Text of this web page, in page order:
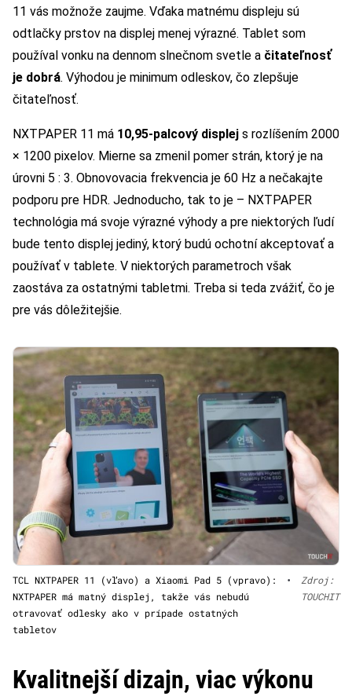
11 vás možnože zaujme. Vďaka matnému displeju sú
odtlačky prstov na displej menej výrazné. Tablet som
používal vonku na dennom slnečnom svetle a čitateľnosť
je dobrá. Výhodou je minimum odleskov, čo zlepšuje
čitateľnosť.
NXTPAPER 11 má 10,95-palcový displej s rozlíšením 2000
× 1200 pixelov. Mierne sa zmenil pomer strán, ktorý je na
úrovni 5 : 3. Obnovovacia frekvencia je 60 Hz a nečakajte
podporu pre HDR. Jednoducho, tak to je – NXTPAPER
technológia má svoje výrazné výhody a pre niektorých ľudí
bude tento displej jediný, ktorý budú ochotní akceptovať a
používať v tablete. V niektorých parametroch však
zaostáva za ostatnými tabletmi. Treba si teda zvážiť, čo je
pre vás dôležitejšie.
TCL NXTPAPER 11 (vľavo) a Xiaomi Pad 5 (vpravo):
NXTPAPER má matný displej, takže vás nebudú
otravovať odlesky ako v prípade ostatných
tabletov
•
Zdroj:
TOUCHIT
Kvalitnejší dizajn, viac výkonu